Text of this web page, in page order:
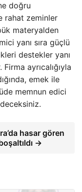
doğru
rahat zeminler
materyalden
yanı sıra güçlü
destekler yanı
ayrıcalığıyla
emek ile
memnun edici
hasar gören
→